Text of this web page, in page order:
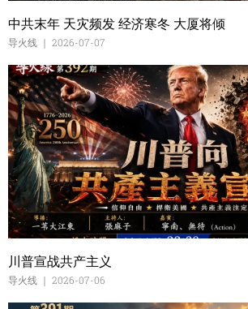
中共末年 天灾频发 经济寒冬 大厦将倾
导火线 2026-07-07
川普宣战共产主义
导火线 2026-07-06